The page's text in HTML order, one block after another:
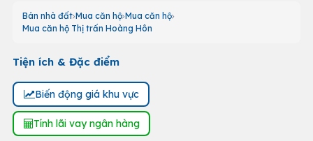
Bán nhà đất Mua căn hộ Mua căn hộ
Mua căn hộ Thị trấn Hoàng Hôn
Tiện ích & Đặc điểm
Biến động giá khu vực
Tính lãi vay ngân hàng